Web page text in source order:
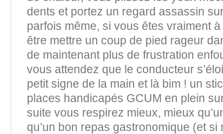
dents et portez un regard assassin
parfois même, si vous êtes vraiment
être mettre un coup de pied rageur
de maintenant plus de frustration
vous attendez que le conducteur
petit signe de la main et là bim ! un
places handicapés GCUM en plein
suite vous respirez mieux, mieux
qu’un bon repas gastronomique (et